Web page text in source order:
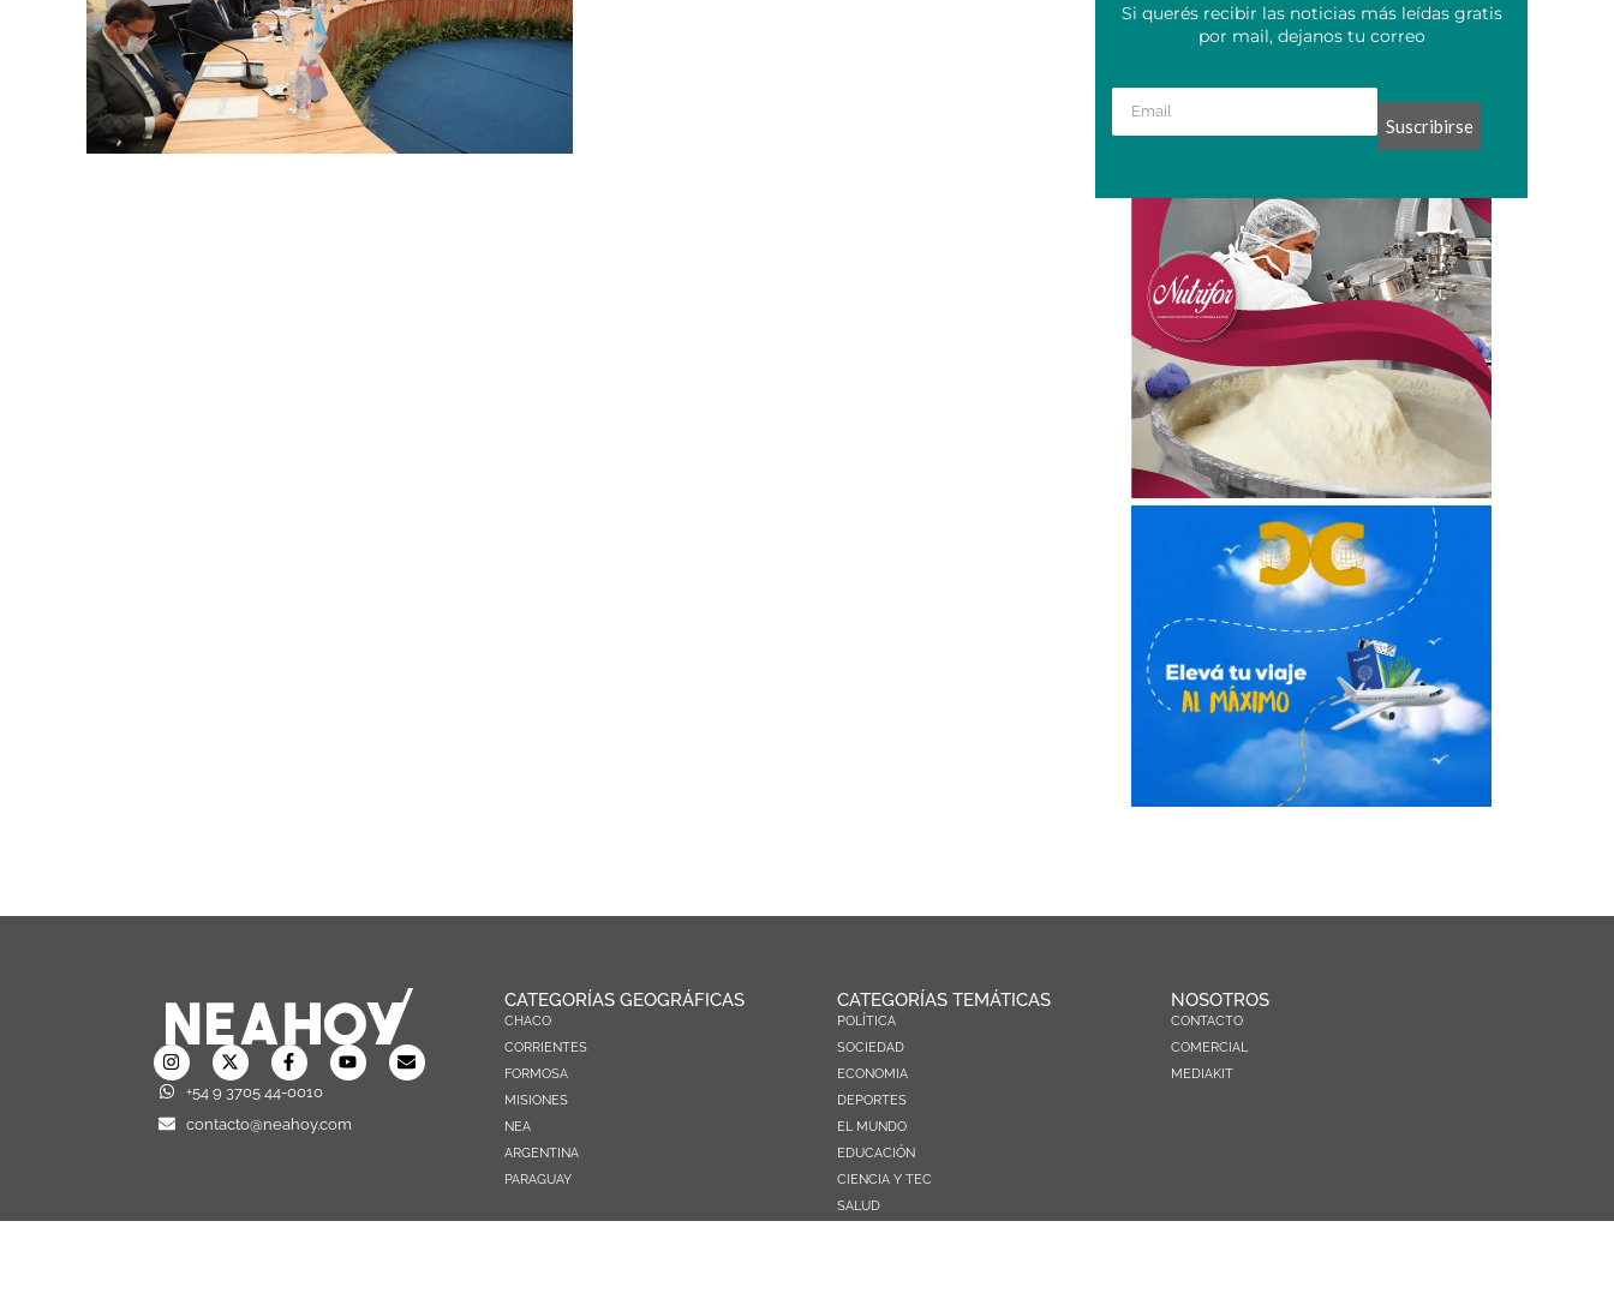
Si querés recibir las noticias más leídas gratis
por mail, dejanos tu correo
Suscribirse
+54 9 3705 44-0010
contacto@neahoy.com
CATEGORÍAS GEOGRÁFICAS
CHACO
CORRIENTES
FORMOSA
MISIONES
NEA
ARGENTINA
PARAGUAY
CATEGORÍAS TEMÁTICAS
POLÍTICA
SOCIEDAD
ECONOMIA
DEPORTES
EL MUNDO
EDUCACIÓN
CIENCIA Y TEC
SALUD
NOSOTROS
CONTACTO
COMERCIAL
MEDIAKIT